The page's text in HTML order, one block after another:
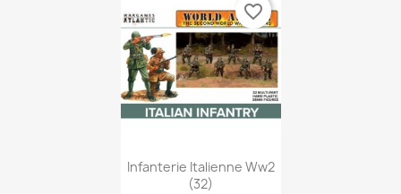
Aperçu rapide
Infanterie Italienne Ww2
(32)
favorite_border
Nom de la liste d'envies
Annuler Créer une liste d'envies